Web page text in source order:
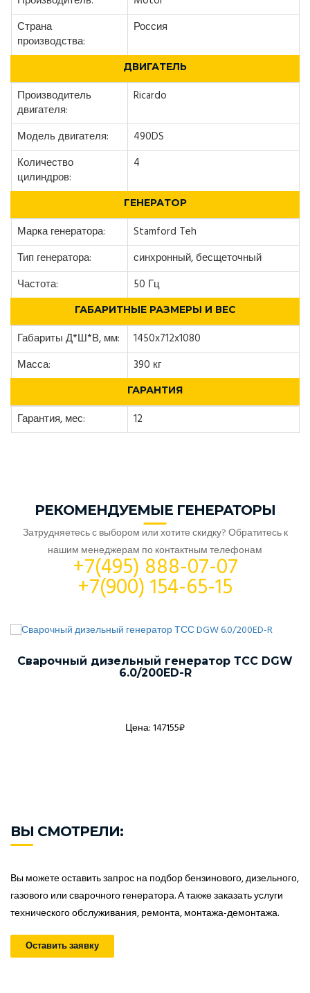
Страна
производства:
Россия
ДВИГАТЕЛЬ
Производитель
двигателя:
Ricardo
Модель двигателя:
490DS
Количество
цилиндров:
4
ГЕНЕРАТОР
Марка генератора:
Stamford Teh
Тип генератора:
синхронный, бесщеточный
Частота:
50 Гц
ГАБАРИТНЫЕ РАЗМЕРЫ И ВЕС
Габариты Д*Ш*В, мм:
1450x712x1080
Масса:
390 кг
ГАРАНТИЯ
Гарантия, мес: 12
РЕКОМЕНДУЕМЫЕ ГЕНЕРАТОРЫ
Затрудняетесь с выбором или хотите скидку? Обратитесь к
нашим менеджерам по контактным телефонам
+7(495) 888-07-07
+7(900) 154-65-15
Сварочный дизельный генератор ТСС DGW
6.0/200ED-R
Цена: 147155₽
ВЫ СМОТРЕЛИ:
Вы можете оставить запрос на подбор бензинового, дизельного,
газового или сварочного генератора. А также заказать услуги
технического обслуживания, ремонта, монтажа-демонтажа.
Оставить заявку